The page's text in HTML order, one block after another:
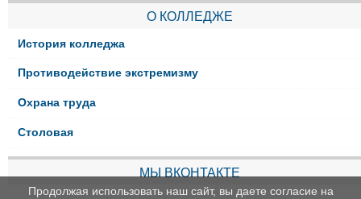
О КОЛЛЕДЖЕ
История колледжа
Противодействие экстремизму
Охрана труда
Столовая
МЫ ВКОНТАКТЕ
Продолжая использовать наш сайт, вы даете согласие на